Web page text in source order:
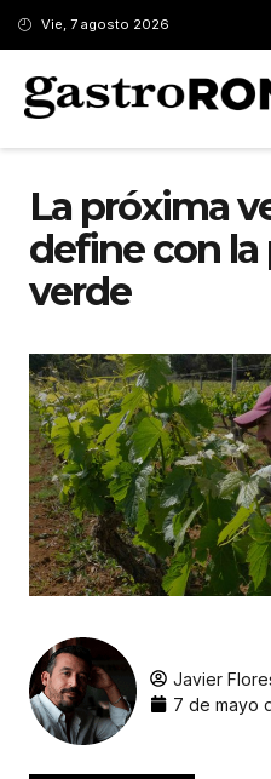
Vie, 7 agosto 2026
La próxima
define con la
verde
Javier
7 de mayo